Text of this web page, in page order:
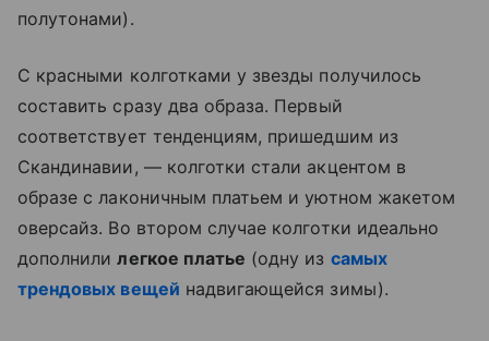
полутонами).
С красными колготками у звезды получилось
составить сразу два образа. Первый
соответствует тенденциям, пришедшим из
Скандинавии, — колготки стали акцентом в
образе с лаконичным платьем и уютном жакетом
оверсайз. Во втором случае колготки идеально
дополнилилегкое платье (одну из самых
трендовых вещей надвигающейся зимы).